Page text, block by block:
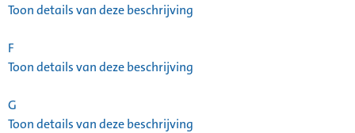
Toon details van deze beschrijving
F
Toon details van deze beschrijving
G
Toon details van deze beschrijving